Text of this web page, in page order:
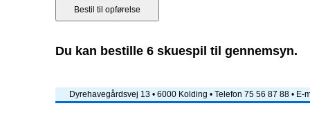
Du kan bestille 6 skuespil til gennemsyn.
Dyrehavegårdsvej 13 • 6000 Kolding • Telefon 75 56 87 88 • E-